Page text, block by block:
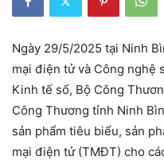
Ngày 29/5/2025 tại Ninh
mại điện tử và Công nghệ
Kinh tế số, Bộ Công
Công Thương tỉnh Ninh
sản phẩm tiêu biểu, sản
mại điện tử (TMĐT) cho